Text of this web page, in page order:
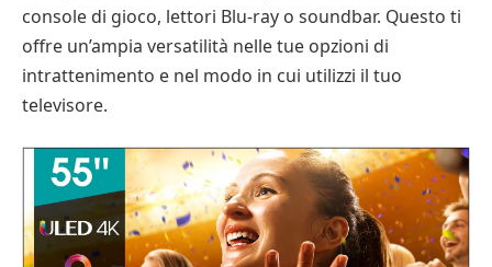
console di gioco, lettori Blu-ray o soundbar. Questo ti
offre un’ampia versatilità nelle tue opzioni di
intrattenimento e nel modo in cui utilizzi il tuo
televisore.